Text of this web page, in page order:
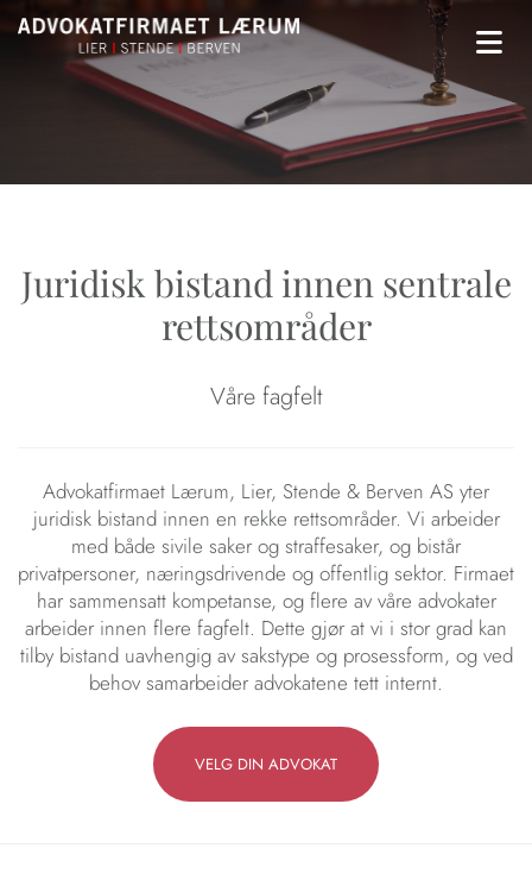
Juridisk bistand innen sentrale
rettsområder
Våre fagfelt
Advokatfirmaet Lærum, Lier, Stende & Berven AS yter
juridisk bistand innen en rekke rettsområder. Vi arbeider
med både sivile saker og straffesaker, og bistår
privatpersoner, næringsdrivende og offentlig sektor. Firmaet
har sammensatt kompetanse, og flere av våre advokater
arbeider innen flere fagfelt. Dette gjør at vi i stor grad kan
tilby bistand uavhengig av sakstype og prosessform, og ved
behov samarbeider advokatene tett internt.
VELG DIN ADVOKAT